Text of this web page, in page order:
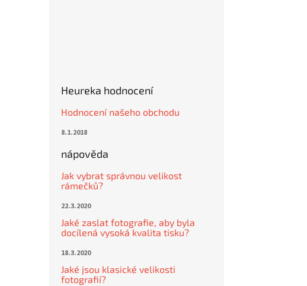
Heureka hodnocení
Hodnocení našeho obchodu
8.1.2018
nápověda
Jak vybrat správnou velikost
rámečků?
22.3.2020
Jaké zaslat fotografie, aby byla
docílená vysoká kvalita tisku?
18.3.2020
Jaké jsou klasické velikosti
fotografií?